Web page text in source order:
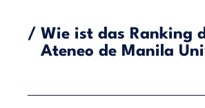
/ Wie ist das Ranking
Ateneo de Manila